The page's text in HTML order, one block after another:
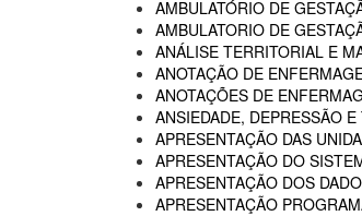
AMBULATÓRIO DE
AMBULATORIO DE
ANÁLISE TERRITORIAL E
ANOTAÇÃO DE
ANOTAÇÕES DE
ANSIEDADE, DEPRESSÃO
APRESENTAÇÃO DAS
APRESENTAÇÃO DO
APRESENTAÇÃO DOS
APRESENTAÇÃO